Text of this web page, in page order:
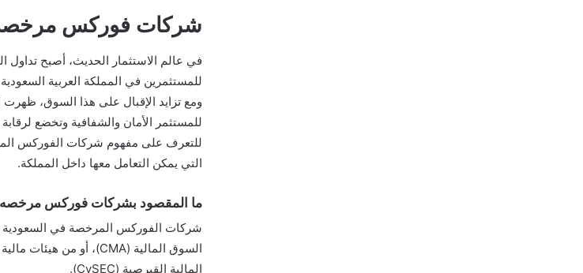
شركات فوركس
في عالم الاستثمار الحديث، أصبح تداول
للمستثمرين في المملكة العربية
ومع تزايد الإقبال على هذا السوق،
للمستثمر الأمان والشفافية وتخضع
للتعرف على مفهوم شركات الفوركس
التي يمكن التعامل معها داخل المملكة.
ما المقصود بشركات فوركس مرخصه
شركات الفوركس المرخصة في السعودية
المالية القبرصية (CySEC).